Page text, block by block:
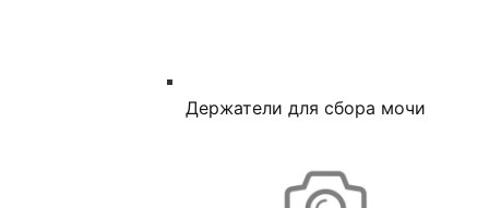
Держатели для сбора мочи